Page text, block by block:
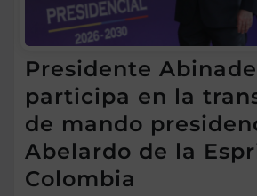
Presidente
participa en la
de mando
Abelardo de la
Colombia